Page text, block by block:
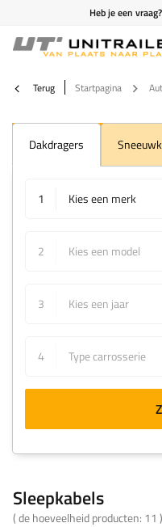
Heb je een
Terug Startpagina
Dakdragers
1 Kies een merk
2 Kies een model
3 Kies een jaar
4 Type carrosserie
Sleepkabels
( de hoeveelheid producten: 11 )